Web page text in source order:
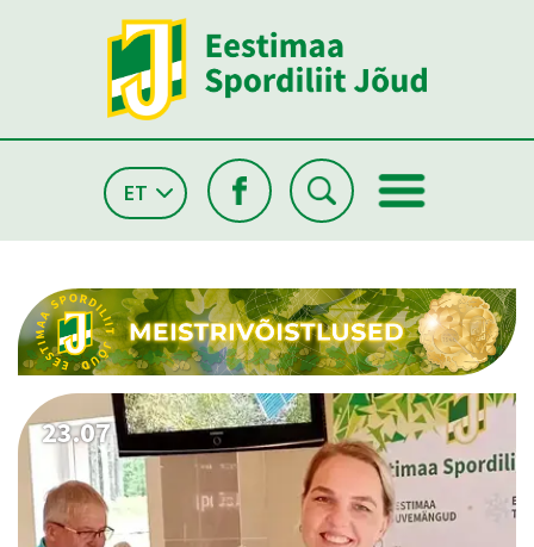
ET
26.05